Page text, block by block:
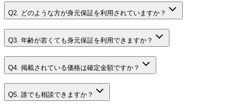
Q2. どのような方が身元保証を利用されていますか？
Q3. 年齢が若くても身元保証を利用できますか？
Q4. 掲載されている価格は確定金額ですか？
Q5. 誰でも相談できますか？